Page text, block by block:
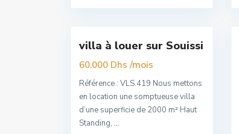
Souissi
Exclusivité
villa à louer sur Souissi
60.000 Dhs/mois
Référence : VLS.419 Nous mettons
en location une somptueuse villa
d’une superficie de 2000 m² Haut
Standing, ...